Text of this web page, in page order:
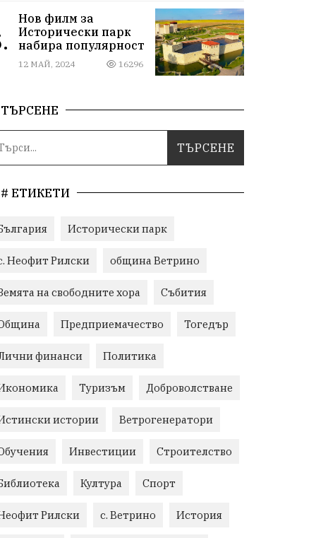
Нов филм за
Исторически парк
набира популярност
12 МАЙ, 2024 16296
ТЪРСЕНЕ
# ЕТИКЕТИ
Исторически парк
Неофит Рилски община Ветрино
на свободните хора Събития
Предприемачество Тогедър
финанси Политика
Туризъм Доброволстване
истории Ветрогенератори
Инвестиции Строителство
Култура Спорт
Рилски с. Ветрино История